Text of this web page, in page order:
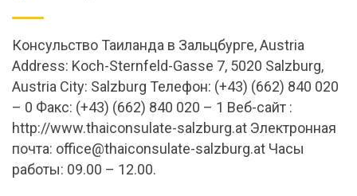
Консульство Таиланда в Зальцбурге, Austria
Address: Koch-Sternfeld-Gasse 7, 5020 Salzburg,
Austria City: Salzburg Телефон: (+43) (662) 840 020
– 0 Факс: (+43) (662) 840 020 – 1 Веб-сайт :
http://www.thaiconsulate-salzburg.at Электронная
почта: office@thaiconsulate-salzburg.at Часы
работы: 09.00 – 12.00.